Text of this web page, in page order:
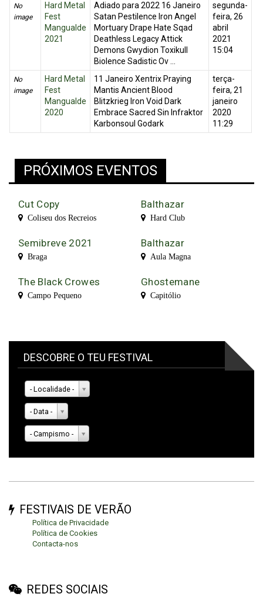
No
image
Hard Metal
Fest
Mangualde
2021
Adiado para 2022 16 Janeiro
Satan Pestilence Iron Angel
Mortuary Drape Hate Sqad
Deathless Legacy Attick
Demons Gwydion Toxikull
Biolence Sadistic Ov ...
segunda-
feira, 26
abril
2021
15:04
No
image
Hard Metal
Fest
Mangualde
2020
11 Janeiro Xentrix Praying
Mantis Ancient Blood
Blitzkrieg Iron Void Dark
Embrace Sacred Sin Infraktor
Karbonsoul Godark
terça-
feira, 21
janeiro
2020
11:29
PRÓXIMOS EVENTOS
Cut Copy
Coliseu dos Recreios
Balthazar
Hard Club
Semibreve 2021
Braga
Balthazar
Aula Magna
The Black Crowes
Campo Pequeno
Ghostemane
Capitólio
DESCOBRE O TEU FESTIVAL
- Localidade -
- Data -
- Campismo -
FESTIVAIS DE VERÃO
Política de Privacidade
Política de Cookies
Contacta-nos
REDES SOCIAIS